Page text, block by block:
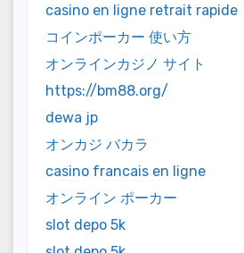
casino en ligne retrait rapide
コインポーカー 使い方
オンラインカジノ サイト
https://bm88.org/
dewa jp
オンカジ バカラ
casino francais en ligne
オンライン ポーカー
slot depo 5k